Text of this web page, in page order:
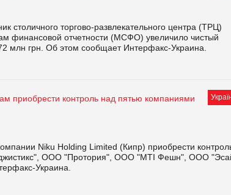
торгово-развлекательного центра (ТРЦ)
финансовой отчетности (МСФО) увеличило чистый
млн грн. Об этом сообщает Интерфакс-Украина.
приобрести контроль над пятью компаниями
Niku Holding Limited (Кипр) приобрести
ООО "Протория", ООО "МТІ Фешн", ООО
Украина.